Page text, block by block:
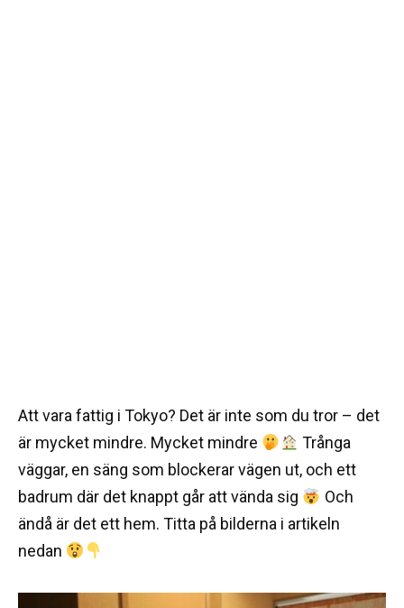
Att vara fattig i Tokyo? Det är inte som du tror – det
är mycket mindre. Mycket mindre
Trånga
väggar, en säng som blockerar vägen ut, och ett
badrum där det knappt går att vända sig
Och
ändå är det ett hem. Titta på bilderna i artikeln
nedan